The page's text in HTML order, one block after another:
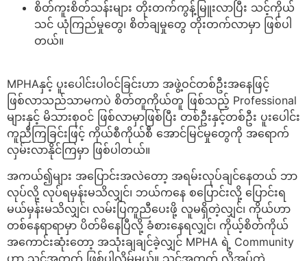
စိတ်ကူးစိတ်သန်းများ တိုးတက်ကွန့်မြူးလာပြီး သင့်ကိုယ်
သင် ယုံကြည်မှုတွေ၊ စိတ်ချမှုတွေ တိုးတက်လာမှာ ဖြစ်ပါ
တယ်။
MPHAနှင့် ပူးပေါင်းပါဝင်ခြင်းဟာ အဖွဲ့ဝင်တစ်ဦးအနေဖြင့်
ဖြစ်လာသည်သာမကပဲ စိတ်တူကိုယ်တူ ဖြစ်သည့် Professional
များနှင့် မိသားစုဝင် ဖြစ်လာမှာဖြစ်ပြီး တစ်ဦးနှင့်တစ်ဦး ပူးပေါင်း
ကူညီကြခြင်းဖြင့် ကိုယ်စီကိုယ်စီ အောင်မြင်မှုတွေကို အရောက်
လှမ်းလာနိုင်ကြမှာ ဖြစ်ပါတယ်။
အကယ်၍များ အပြောင်းအလဲတော့ အရမ်းလုပ်ချင်နေတယ် ဘာ
လုပ်လို့ လုပ်ရမှန်းမသိလျှင်၊ ဘယ်ကနေ စပြောင်းလို့ ပြောင်းရ
မယ်မှန်းမသိလျှင်၊ လမ်းပြကူညီပေးဖို့ လူမရှိတဲ့လျှင်၊ ကိုယ်ဟာ
တစ်နေရာရာမှာ ပိတ်မိနေပြီလို့ ခံစားနေရလျှင်၊ ကိုယ့်စိတ်ကိုယ်
အကောင်းဆုံးတော့ အသုံးချချင်ခဲ့လျှင် MPHA ရဲ့ Community
ဟာ သင့်အတွက် ဖြစ်ပါလိမ့်မယ်။ သင့်အတွက် လိုအပ်တဲ့